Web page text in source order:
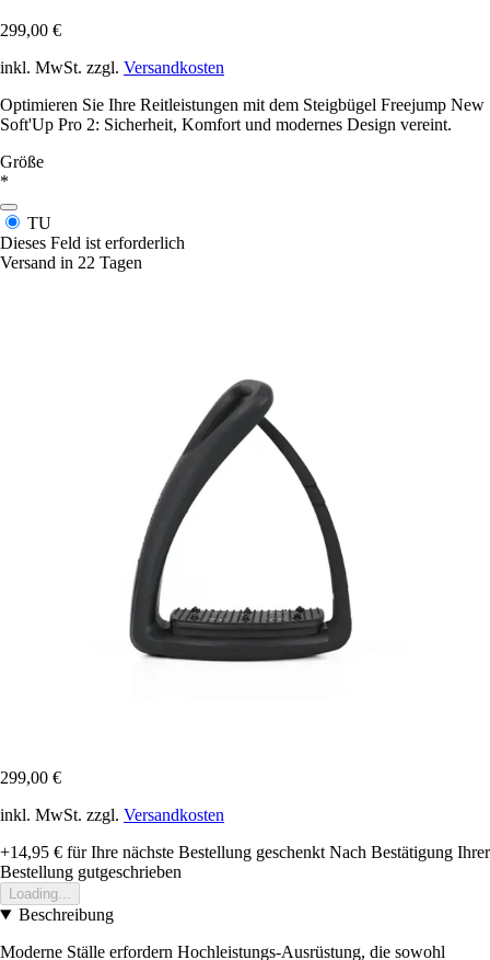
299,00 €
inkl. MwSt. zzgl. Versandkosten
Optimieren Sie Ihre Reitleistungen mit dem Steigbügel Freejump New
Soft'Up Pro 2: Sicherheit, Komfort und modernes Design vereint.
Größe
*
TU
Dieses Feld ist erforderlich
Versand in 22 Tagen
299,00 €
inkl. MwSt. zzgl. Versandkosten
+14,95 € für Ihre nächste Bestellung geschenkt Nach Bestätigung Ihrer
Bestellung gutgeschrieben
Loading...
Beschreibung
Moderne Ställe erfordern Hochleistungs-Ausrüstung, die sowohl